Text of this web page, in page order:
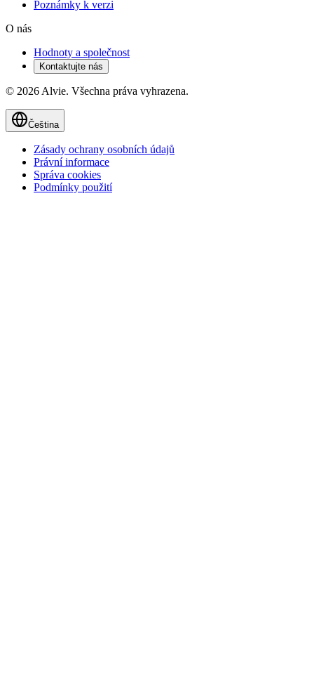
Poznámky k verzi
O nás
Hodnoty a společnost
Kontaktujte nás
© 2026 Alvie. Všechna práva vyhrazena.
Čeština
Zásady ochrany osobních údajů
Právní informace
Správa cookies
Podmínky použití